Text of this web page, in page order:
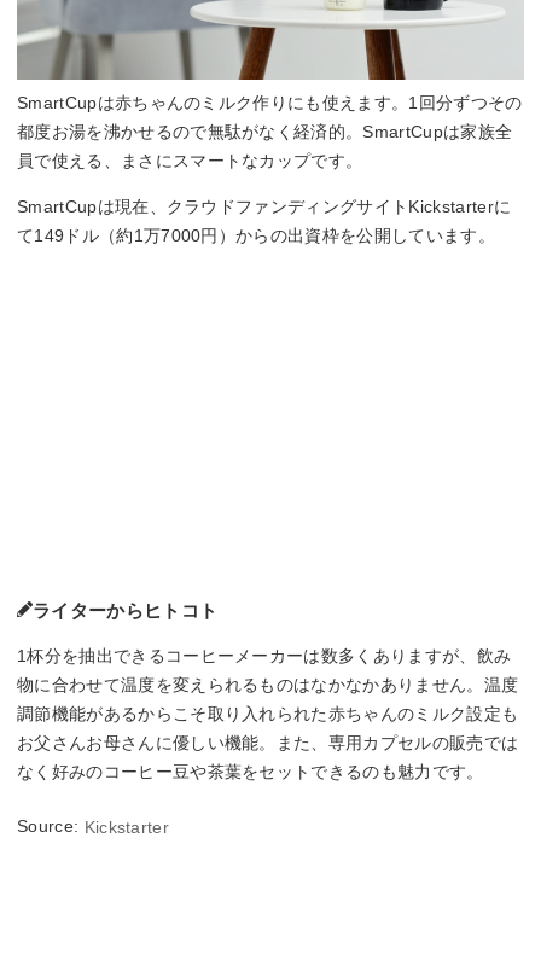
SmartCupは赤ちゃんのミルク作りにも使えます。1回分ずつその
都度お湯を沸かせるので無駄がなく経済的。SmartCupは家族全
員で使える、まさにスマートなカップです。
SmartCupは現在、クラウドファンディングサイトKickstarterに
て149ドル（約1万7000円）からの出資枠を公開しています。
ライターからヒトコト
1杯分を抽出できるコーヒーメーカーは数多くありますが、飲み
物に合わせて温度を変えられるものはなかなかありません。温度
調節機能があるからこそ取り入れられた赤ちゃんのミルク設定も
お父さんお母さんに優しい機能。また、専用カプセルの販売では
なく好みのコーヒー豆や茶葉をセットできるのも魅力です。
Source: Kickstarter